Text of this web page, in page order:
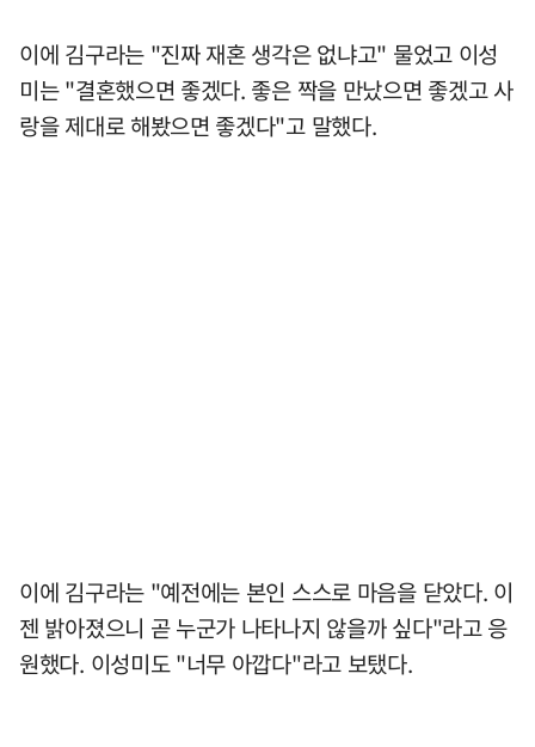
이에 김구라는 "진짜 재혼 생각은 없냐고" 물었고 이성
미는 "결혼했으면 좋겠다. 좋은 짝을 만났으면 좋겠고 사
랑을 제대로 해봤으면 좋겠다"고 말했다.
이에 김구라는 "예전에는 본인 스스로 마음을 닫았다. 이
젠 밝아졌으니 곧 누군가 나타나지 않을까 싶다"라고 응
원했다. 이성미도 "너무 아깝다"라고 보탰다.